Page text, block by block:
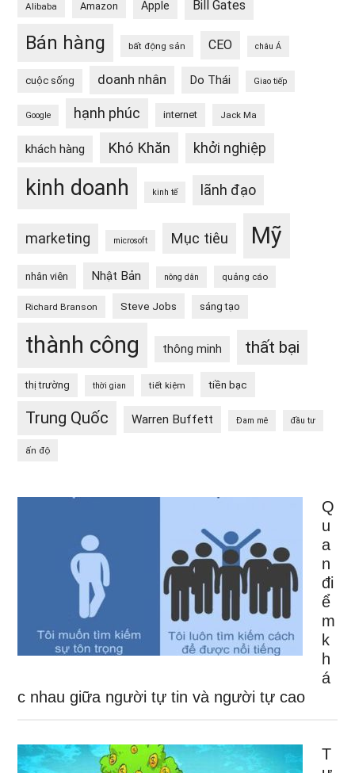
Alibaba Amazon Apple Bill Gates
Bán hàng bất động sản CEO châu Á
cuộc sống doanh nhân Do Thái Giao tiếp
Google hạnh phúc internet Jack Ma
khách hàng Khó Khăn khởi nghiệp
kinh doanh kinh tế lãnh đạo
marketing microsoft Mục tiêu Mỹ
nhân viên Nhật Bản nông dân quảng cáo
Richard Branson Steve Jobs sáng tạo
thành công thông minh thất bại
thị trường thời gian tiết kiệm tiền bạc
Trung Quốc Warren Buffett Đam mê đầu tư
ấn độ
Q
u
a
n
đi
ể
m
k
h
á
c nhau giữa người tự tin và người tự cao
T